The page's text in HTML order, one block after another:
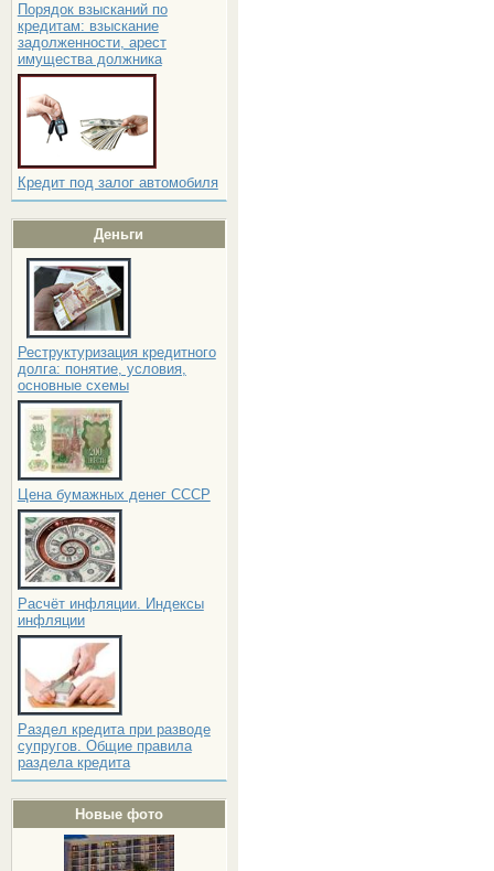
Порядок взысканий по
кредитам: взыскание
задолженности, арест
имущества должника
Кредит под залог автомобиля
Деньги
Реструктуризация кредитного
долга: понятие, условия,
основные схемы
Цена бумажных денег СССР
Расчёт инфляции. Индексы
инфляции
Раздел кредита при разводе
супругов. Общие правила
раздела кредита
Новые фото